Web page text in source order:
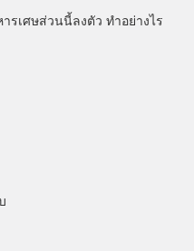
รเศษส่วนนี้ลงตัว ทำอย่างไร